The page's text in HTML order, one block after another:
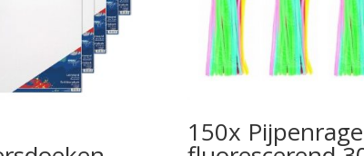
150x